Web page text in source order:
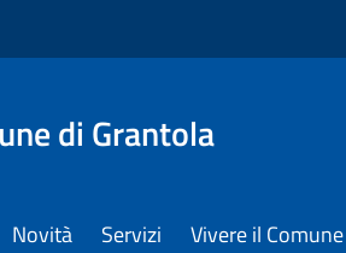
di Grantola
Novità Servizi Vivere il Comune